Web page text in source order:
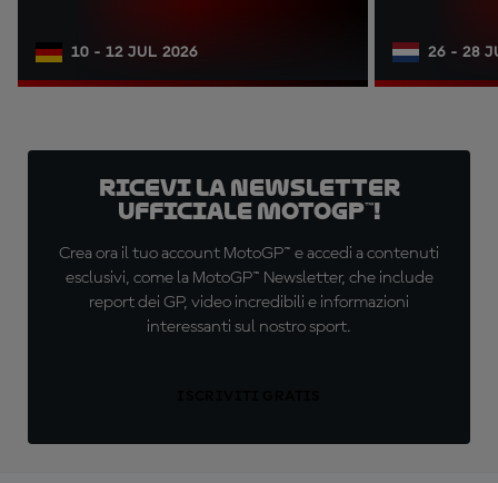
10 - 12 JUL 2026 26 - 28
Ricevi la newsletter
ufficiale MotoGP™!
Crea ora il tuo account MotoGP™ e accedi a contenuti
esclusivi, come la MotoGP™ Newsletter, che include
report dei GP, video incredibili e informazioni
interessanti sul nostro sport.